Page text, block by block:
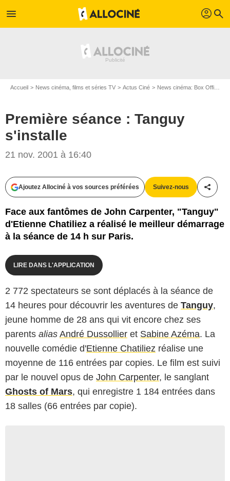
menu profil search
Accueil News cinéma, films et séries TV Actus Ciné News cinéma: Box Office
Première séance : Tanguy
s'installe
21 nov. 2001 à 16:40
Ajoutez Allociné à vos sources préférées Suivez-nous
Face aux fantômes de John Carpenter, "Tanguy"
d'Etienne Chatiliez a réalisé le meilleur démarrage
à la séance de 14 h sur Paris.
LIRE DANS L'APPLICATION
2 772 spectateurs se sont déplacés à la séance de
14 heures pour découvrir les aventures de Tanguy,
jeune homme de 28 ans qui vit encore chez ses
parents alias André Dussollier et Sabine Azéma. La
nouvelle comédie d'Etienne Chatiliez réalise une
moyenne de 116 entrées par copies. Le film est suivi
par le nouvel opus de John Carpenter, le sanglant
Ghosts of Mars, qui enregistre 1 184 entrées dans
18 salles (66 entrées par copie).